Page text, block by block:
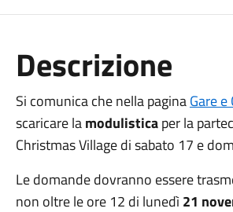
Descrizione
Si comunica che nella paginaGare
scaricare lamodulisticaper la
Christmas Village di sabato 17 e
Le domande dovranno essere
non oltre le ore 12 di lunedì21